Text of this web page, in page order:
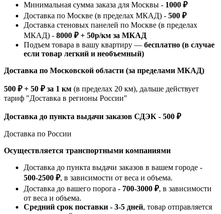
Минимальная сумма заказа для Москвы - 1000 ₽
Доставка по Москве (в пределах МКАД) - 500 ₽
Доставка стеновых панелей по Москве (в пределах
МКАД) - 8000 ₽ + 50р/км за МКАД
Подъем товара в вашу квартиру — бесплатно (в случае
если товар легкий и необъемный)
Доставка по Московской области (за пределами МКАД)
500 ₽ + 50 ₽ за 1 км (в пределах 20 км), дальше действует
тариф "Доставка в регионы России"
Доставка до пункта выдачи заказов СДЭК - 500 ₽
Доставка по России
Осуществляется транспортными компаниями
Доставка до пункта выдачи заказов в вашем городе -
500-2500 ₽, в зависимости от веса и объема.
Доставка до вашего порога - 700-3000 ₽, в зависимости
от веса и объема.
Средний срок поставки - 3-5 дней, товар отправляется